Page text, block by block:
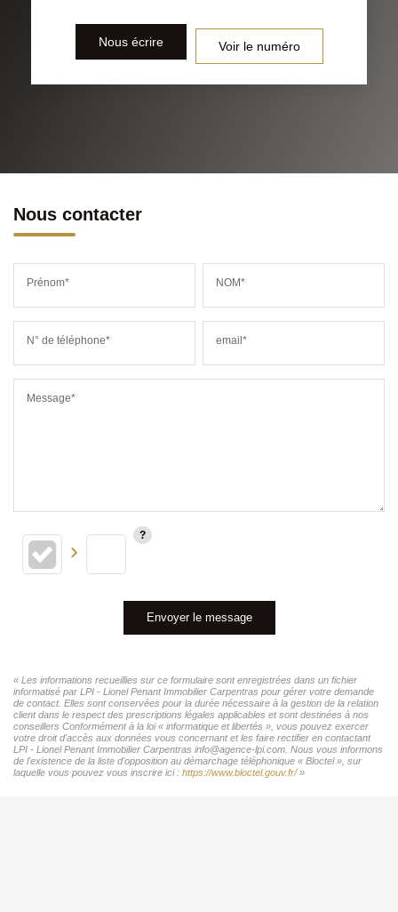
Nous écrire Voir le numéro
Nous contacter
Prénom* NOM*
N° de téléphone* email*
Message*
Envoyer le message
« Les informations recueillies sur ce formulaire sont enregistrées dans un fichier
informatisé par LPI - Lionel Penant Immobilier Carpentras pour gérer votre demande
de contact. Elles sont conservées pour la durée nécessaire à la gestion de la relation
client dans le respect des prescriptions légales applicables et sont destinées à nos
conseillers Conformément à la loi « informatique et libertés », vous pouvez exercer
votre droit d'accès aux données vous concernant et les faire rectifier en contactant
LPI - Lionel Penant Immobilier Carpentras info@agence-lpi.com. Nous vous informons
de l'existence de la liste d'opposition au démarchage téléphonique « Bloctel », sur
laquelle vous pouvez vous inscrire ici : https://www.bloctel.gouv.fr/»